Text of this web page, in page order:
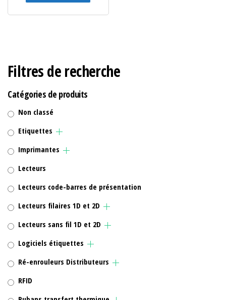
Filtres de recherche
Catégories de produits
Non classé
Etiquettes
Imprimantes
Lecteurs
Lecteurs code-barres de présentation
Lecteurs filaires 1D et 2D
Lecteurs sans fil 1D et 2D
Logiciels étiquettes
Ré-enrouleurs Distributeurs
RFID